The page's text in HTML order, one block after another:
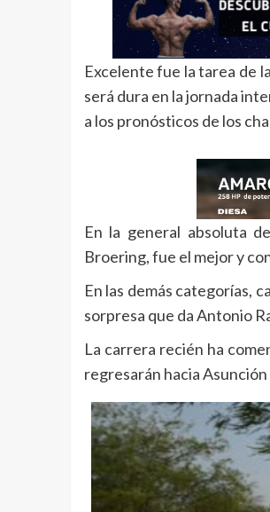
Excelente fue la tarea de
será dura en la jornada
a los pronósticos de los
En la general absoluta
Broering, fue el mejor y
En las demás categorías,
sorpresa que da Antonio
La carrera recién ha
regresarán hacia